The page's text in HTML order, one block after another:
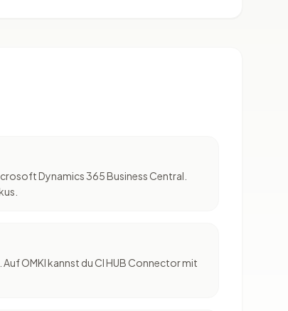
Dynamics 365 Business Central.
OMKI kannst du CI HUB Connector mit